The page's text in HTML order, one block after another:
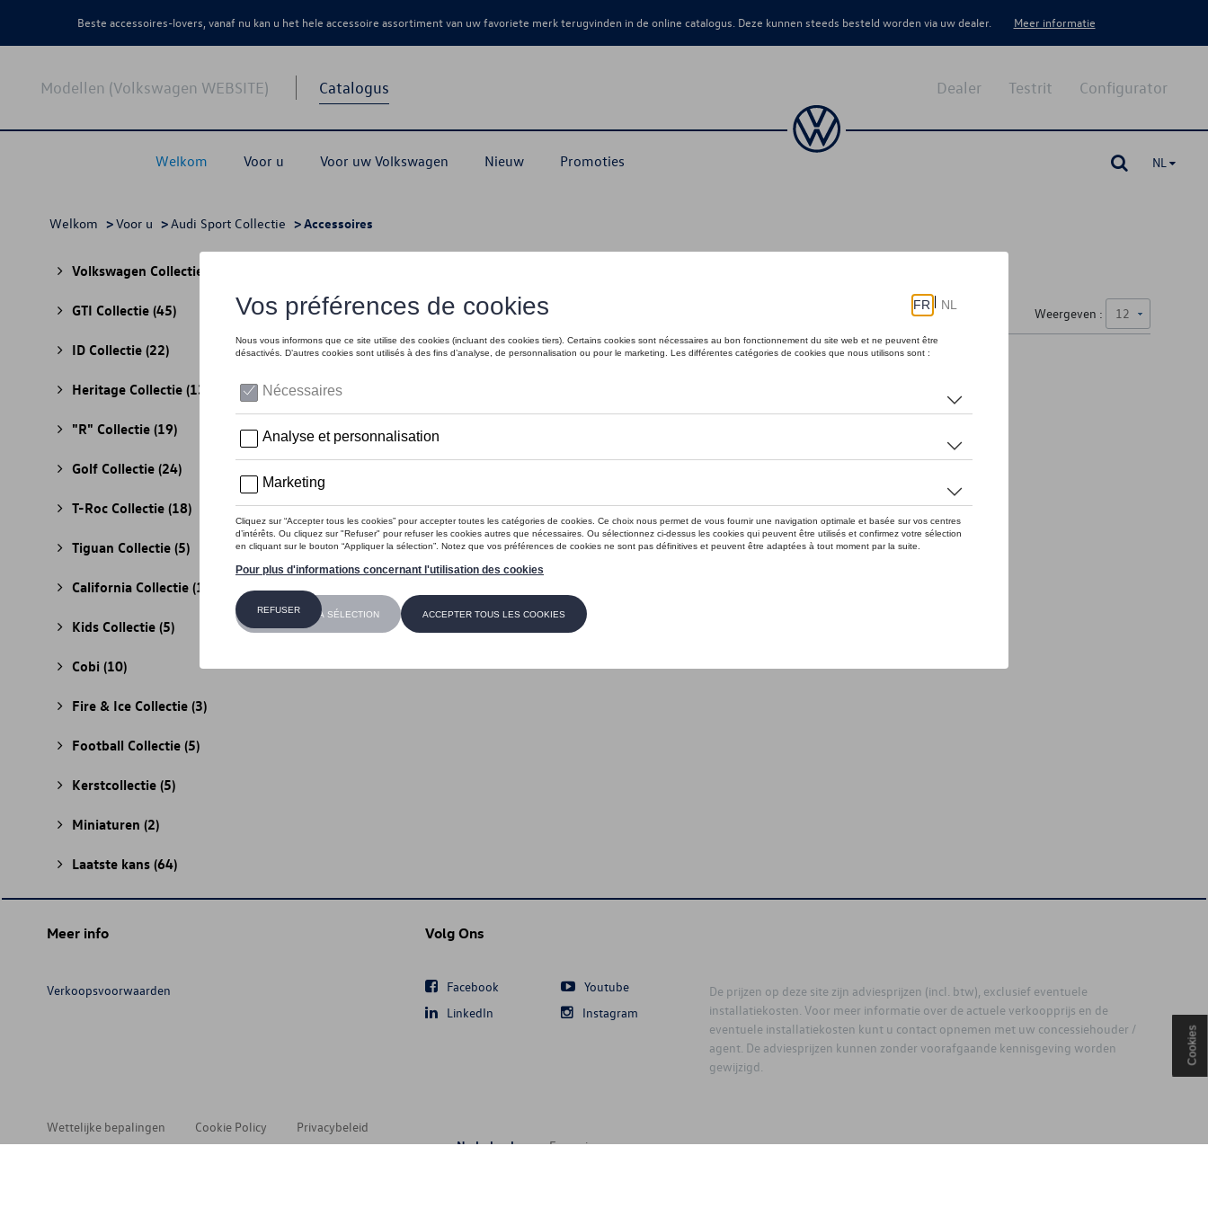
Beste accessoires-lovers, vanaf nu kan u het hele accessoire assortiment van uw favoriete merk terugvinden in de online catalogus. Deze kunnen steeds besteld worden via uw dealer. Meer informatie
Modellen (Volkswagen WEBSITE) Catalogus
Welkom Voor u Voor uw Volkswagen Nieuw Promoties
Configurator
Testrit
Dealer
NL
Welkom >Voor u >Audi Sport Collectie > Accessoires
Volkswagen Collectie
GTI Collectie (45)
ID Collectie (22)
Heritage Collectie (13)
"R" Collectie (19)
Golf Collectie (24)
T-Roc Collectie (18)
Tiguan Collectie (5)
California Collectie (18)
Kids Collectie (5)
Cobi (10)
Fire & Ice Collectie (3)
Football Collectie (5)
Kerstcollectie (5)
Miniaturen (2)
Laatste kans (64)
Weergeven :
Meer info
Verkoopsvoorwaarden
Volg Ons
Facebook
Youtube
LinkedIn
Instagram
De prijzen op deze site zijn adviesprijzen (incl. btw), exclusief eventuele
installatiekosten. Voor meer informatie over de actuele verkoopprijs en de
eventuele installatiekosten kunt u contact opnemen met uw concessiehouder /
agent. De adviesprijzen kunnen zonder voorafgaande kennisgeving worden
gewijzigd.
Wettelijke bepalingen Cookie Policy
Privacybeleid
Nederlands
Français
Cookies